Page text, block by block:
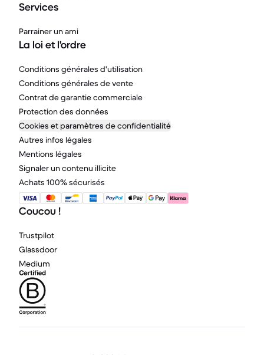
Services
Parrainer un ami
La loi et l'ordre
Conditions générales d'utilisation
Conditions générales de vente
Contrat de garantie commerciale
Protection des données
Cookies et paramètres de confidentialité
Autres infos légales
Mentions légales
Signaler un contenu illicite
Achats 100% sécurisés
Coucou !
Trustpilot
Glassdoor
Medium